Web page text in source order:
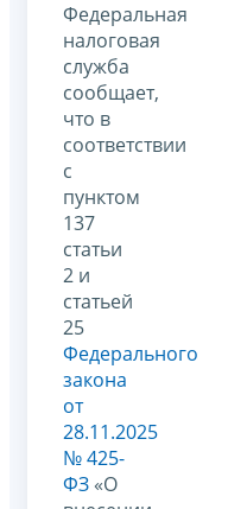
Федеральная
налоговая
служба
сообщает,
что в
соответствии
с
пунктом
137
статьи
2 и
статьей
25
Федерального
закона
от
28.11.2025
№ 425-
ФЗ «О